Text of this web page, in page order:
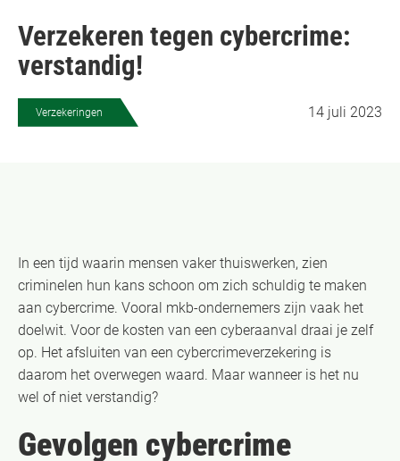
Verzekeren tegen cybercrime:
verstandig!
Verzekeringen 14 juli 2023
In een tijd waarin mensen vaker thuiswerken, zien
criminelen hun kans schoon om zich schuldig te maken
aan cybercrime. Vooral mkb-ondernemers zijn vaak het
doelwit. Voor de kosten van een cyberaanval draai je zelf
op. Het afsluiten van een cybercrimeverzekering is
daarom het overwegen waard. Maar wanneer is het nu
wel of niet verstandig?
Gevolgen cybercrime